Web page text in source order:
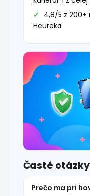
4,8/5 z 200+
Heureka
Časté otázky
Prečo ma pri